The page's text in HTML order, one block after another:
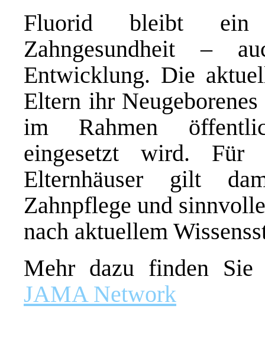
Fluorid bleibt ein
Zahngesundheit –
Entwicklung. Die
Eltern ihr
im Rahmen
eingesetzt wird. Für
Elternhäuser gilt
Zahnpflege und
nach aktuellem
Mehr dazu finden
JAMA Network